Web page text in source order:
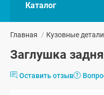
Каталог
Главная / Кузовные
Заглушка
Оставить отзыв